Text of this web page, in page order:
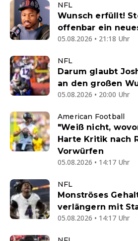
NFL
Wunsch erfüllt!
offenbar ein
05.08.2026 • 21:18 Uhr
NFL
Darum glaubt
an den großen
05.08.2026 • 20:00 Uhr
American Football
"Weiß nicht,
Harte Kritik nach
Vorwürfen
05.08.2026 • 14:17 Uhr
NFL
Monströses
verlängern mit
05.08.2026 • 14:17 Uhr